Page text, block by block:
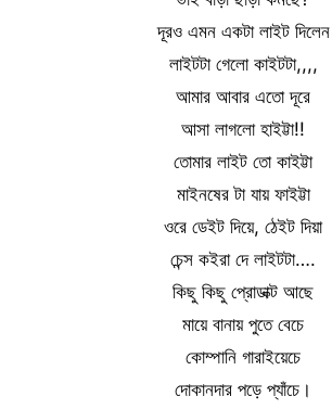
দূরও এমন একটা লাইট দিলেন
লাইটটা গেলো কাইটটা,,,,
আমার আবার এতো দূরে
আসা লাগলো হাইট্টা!!
তোমার লাইট তো কাইট্টা
মাইনষের টা যায় ফাইট্টা
ওরে ডেইট দিয়ে, ঠেইট দিয়া
চেন্স কইরা দে লাইটটা….
কিছু কিছু প্রোডাক্ট আছে
মায়ে বানায় পুতে বেচে
কোম্পানি গারাইয়েচে
দোকানদার পড়ে প্যাঁচে।